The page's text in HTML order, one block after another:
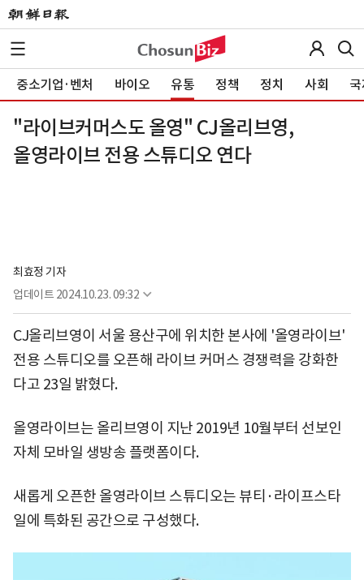
중소기업·벤처 바이오 유통 정책 정치 사회
"라이브커머스도 올영" CJ올리브영,
올영라이브 전용 스튜디오 연다
최효정 기자
업데이트 2024.10.23. 09:32
CJ올리브영이 서울 용산구에 위치한 본사에 '올영라이브'
전용 스튜디오를 오픈해 라이브 커머스 경쟁력을 강화한
다고 23일 밝혔다.
올영라이브는 올리브영이 지난 2019년 10월부터 선보인
자체 모바일 생방송 플랫폼이다.
새롭게 오픈한 올영라이브 스튜디오는 뷰티·라이프스타
일에 특화된 공간으로 구성했다.